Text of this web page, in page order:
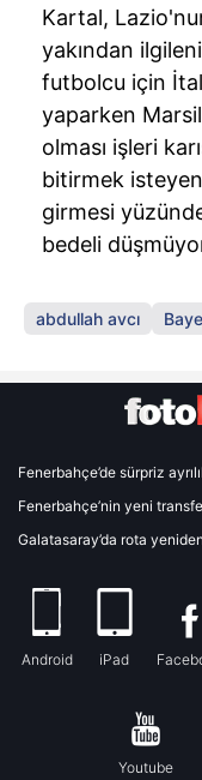
Kartal,
yakından
futbolcu için
yaparken
olması işleri
bitirmek
girmesi
bedeli
abdullah avcı
Fenerbahçe’de sürpriz
Fenerbahçe’nin yeni
Galatasaray’da rota
Android iPad
Youtube